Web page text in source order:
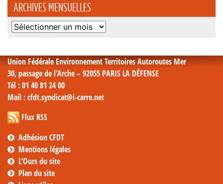
ARCHIVES MENSUELLES
Archives
Union Fédérale Environnement Territoires Autoroutes Mer
30, passage de l’Arche – 92055 PARIS LA DÉFENSE
Tél : 01 40 81 24 00
Mail : cfdt.syndicat@i-carre.net
Flux RSS
Adhésion CFDT
Mentions légales
L’Ours du site
Plan du site